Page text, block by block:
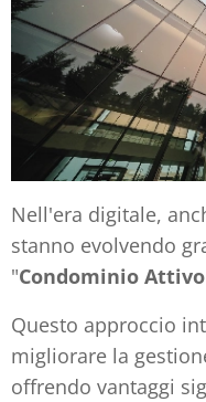
Nell'era digitale,
stanno evolvendo
"Condominio Attivo
Questo approccio
migliorare la
offrendo vantaggi